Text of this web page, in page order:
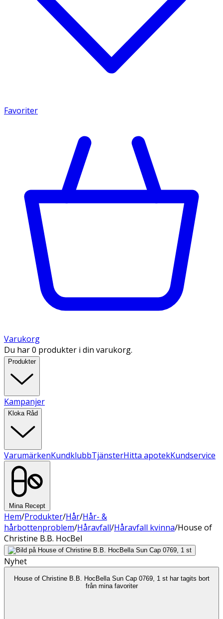
Favoriter
Varukorg
Du har 0 produkter i din varukorg.
Produkter
Kampanjer
Kloka Råd
VarumärkenKundklubbTjänsterHitta apotekKundservice
Mina Recept
Hem/Produkter/Hår/Hår- &
hårbottenproblem/Håravfall/Håravfall kvinna/House of
Christine B.B. HocBel
Nyhet
House of Christine B.B. HocBella Sun Cap 0769, 1 st har tagits bort
från mina favoriter